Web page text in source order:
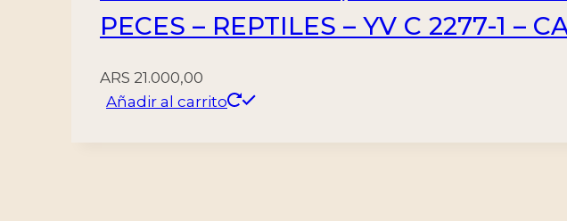
PECES – REPTILES – YV C 2277-1 –
ARS 21.000,00
Añadir al carrito